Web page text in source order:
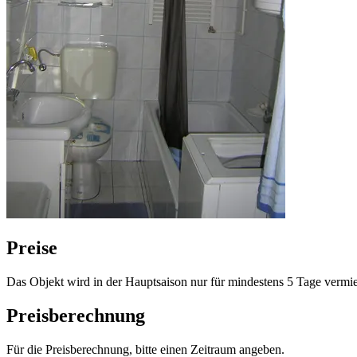
Preise
Das Objekt wird in der Hauptsaison nur für mindestens 5 Tage
Preisberechnung
Für die Preisberechnung, bitte einen Zeitraum angeben.